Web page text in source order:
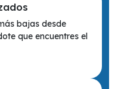
bajas desde
que encuentres el